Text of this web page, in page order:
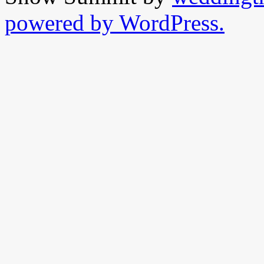
powered by WordPress.